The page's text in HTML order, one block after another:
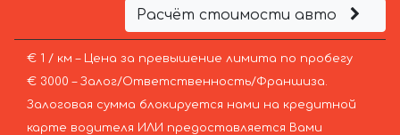
Расчёт стоимости авто
€ 1 / км – Цена за превышение лимита по пробегу
€ 3000 – Залог/Ответственность/Франшиза.
Залоговая сумма блокируется нами на кредитной
карте водителя ИЛИ предоставляется Вами